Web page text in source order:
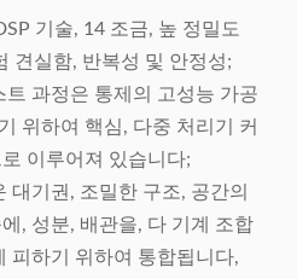
기술, 14 조금, 높 정밀도
견실함, 반복성 및 안정성;
트 과정은 통제의 고성능 가공
위하여 핵심, 다중 처리기 커
이루어져 있습니다;
대기권, 조밀한 구조, 공간의
, 성분, 배관을, 다 기계 조합
피하기 위하여 통합됩니다,